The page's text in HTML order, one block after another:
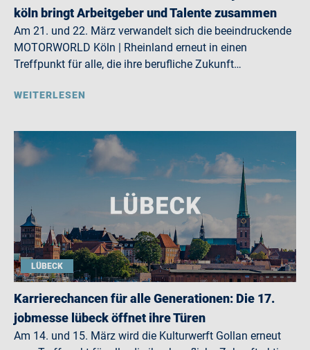
köln bringt Arbeitgeber und Talente zusammen
Am 21. und 22. März verwandelt sich die beeindruckende
MOTORWORLD Köln | Rheinland erneut in einen
Treffpunkt für alle, die ihre berufliche Zukunft…
WEITERLESEN
LÜBECK
Karrierechancen für alle Generationen: Die 17.
jobmesse lübeck öffnet ihre Türen
Am 14. und 15. März wird die Kulturwerft Gollan erneut